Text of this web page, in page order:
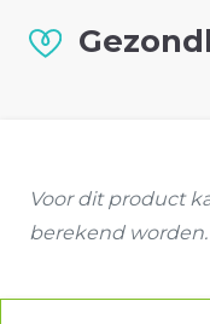
Voor dit product
berekend worden.